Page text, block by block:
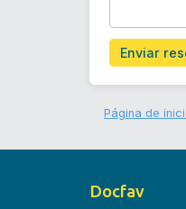
Enviar
Página de
Docfav